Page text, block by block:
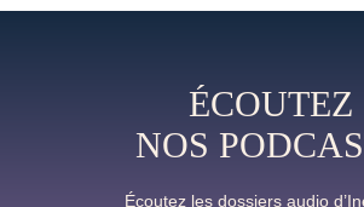
ÉCOUTEZ
NOS
Écoutez les dossiers audio